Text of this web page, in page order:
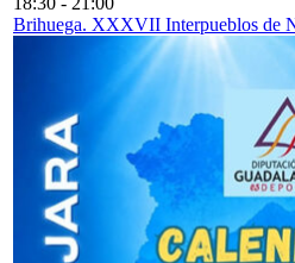
Brihuega. XXXVII Interpueblos de